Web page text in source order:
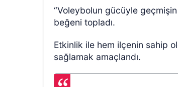
“Voleybolun gücüyle
beğeni topladı.
Etkinlik ile hem ilçenin sahip
sağlamak amaçlandı.